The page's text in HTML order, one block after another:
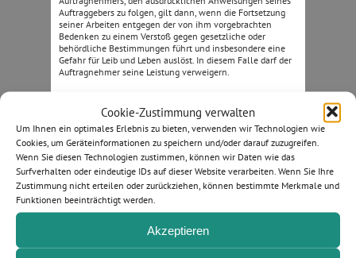
Cookie-Zustimmung verwalten
Um Ihnen ein optimales Erlebnis zu bieten, verwenden wir Technologien wie
Cookies, um Geräteinformationen zu speichern und/oder darauf zuzugreifen.
Wenn Sie diesen Technologien zustimmen, können wir Daten wie das
Surfverhalten oder eindeutige IDs auf dieser Website verarbeiten. Wenn Sie Ihre
Zustimmung nicht erteilen oder zurückziehen, können bestimmte Merkmale und
Funktionen beeinträchtigt werden.
Akzeptieren
Auftraggebers zu folgen, gilt dann, wenn die Fortsetzung
seiner Arbeiten entgegen der von ihm vorgebrachten
Bedenken zu einem Verstoß gegen gesetzliche oder
behördliche Bestimmungen führt und insbesondere eine
Gefahr für Leib und Leben auslöst. In diesem Falle darf der
Auftragnehmer seine Leistung verweigern.
erbringen, findet ihre Grenzen im Bereich des Zumutbaren.
Zu Verstößen gegen gesetzliche Bestimmungen oder
Gefährdung von Menschen bzw. fremden Sachen ist er
nicht verpflichtet.
Campos-Tipp:
beharrlich ignoriert und – entgegen jeglicher technischer